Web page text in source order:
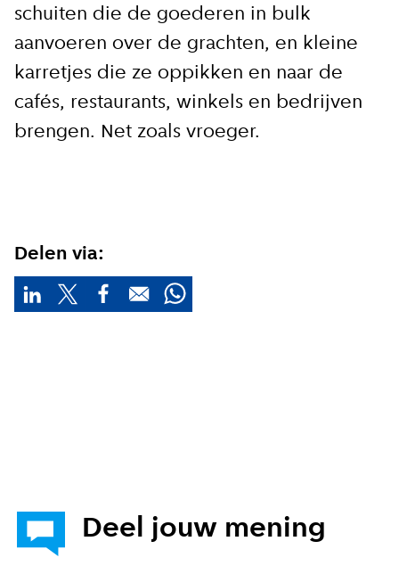
schuiten die de goederen in bulk
aanvoeren over de grachten, en kleine
karretjes die ze oppikken en naar de
cafés, restaurants, winkels en bedrijven
brengen. Net zoals vroeger.
Delen via:
Deel jouw mening